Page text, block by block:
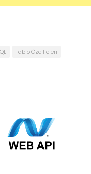
Tablo Özellicleri